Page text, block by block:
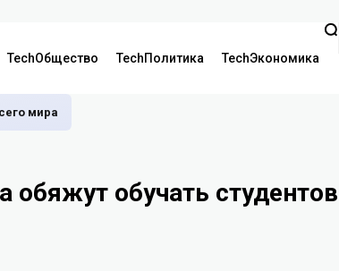
TechОбщество TechПолитика TechЭкономика
мира
обяжут обучать студентов